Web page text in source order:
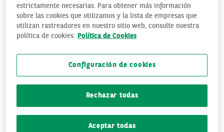
es que cuando realizas un pago con las primeras, se carga
en tu cuenta inmediatamente, mientras que en las de
crédito se descuenta de forma aplazada según la modalidad
de pago. Con las híbridas puedes escoger entre las dos
estrictamente necesarias. Para obtener más información
sobre las cookies que utilizamos y la lista de empresas que
utilizan rastreadores en nuestro sitio web, consulte nuestra
política de cookies:
Política de Cookies
Configuración de cookies
Rechazar todas
Aceptar todas